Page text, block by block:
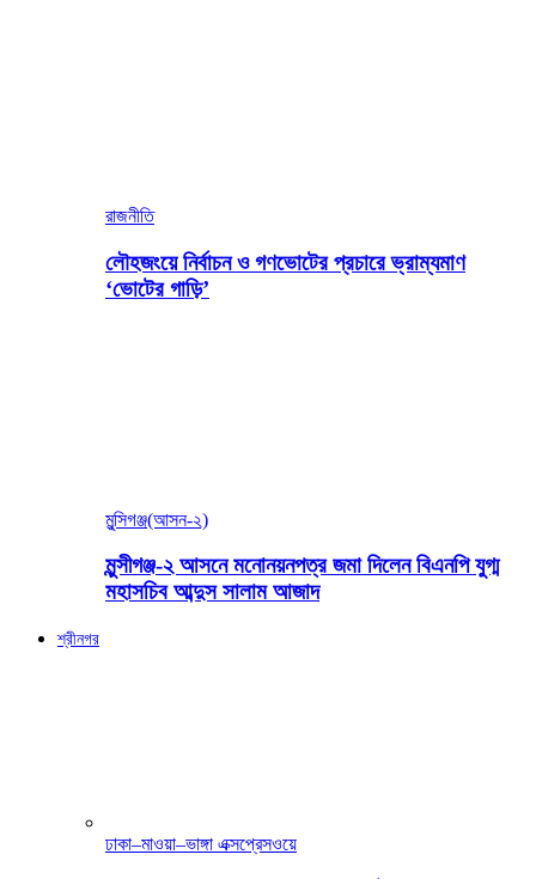
রাজনীতি
লৌহজংয়ে নির্বাচন ও গণভোটের প্রচারে ভ্রাম্যমাণ
‘ভোটের গাড়ি’
মুন্সিগঞ্জ(আসন-২)
মুন্সীগঞ্জ-২ আসনে মনোনয়নপত্র জমা দিলেন বিএনপি যুগ্ম
মহাসচিব আব্দুস সালাম আজাদ
শ্রীনগর
ঢাকা–মাওয়া–ভাঙ্গা এক্সপ্রেসওয়ে